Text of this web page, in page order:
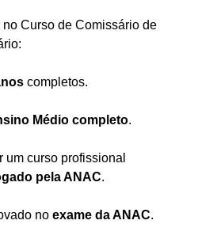
no Curso de Comissário de
completos.
Médio completo.
um curso profissional
pela ANAC.
no exame da ANAC.